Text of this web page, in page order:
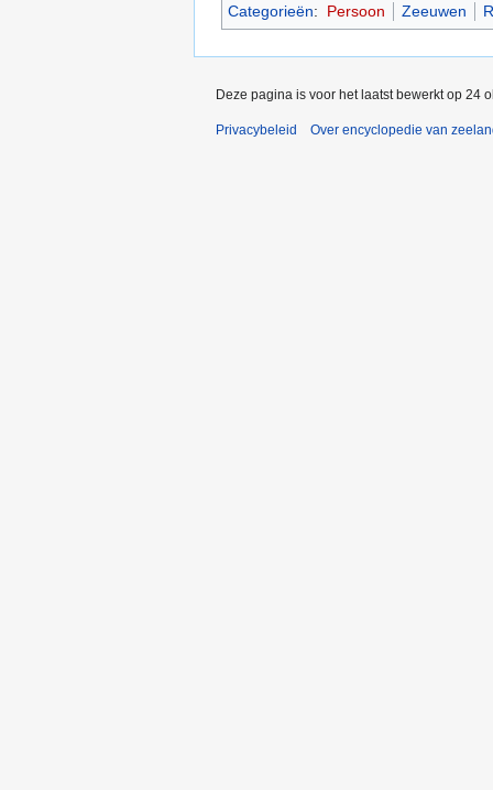
Categorieën: Persoon Zeeuwen
Deze pagina is voor het laatst bewerkt op 24
Privacybeleid Over encyclopedie van